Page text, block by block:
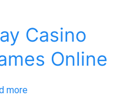
Casino
Online
more